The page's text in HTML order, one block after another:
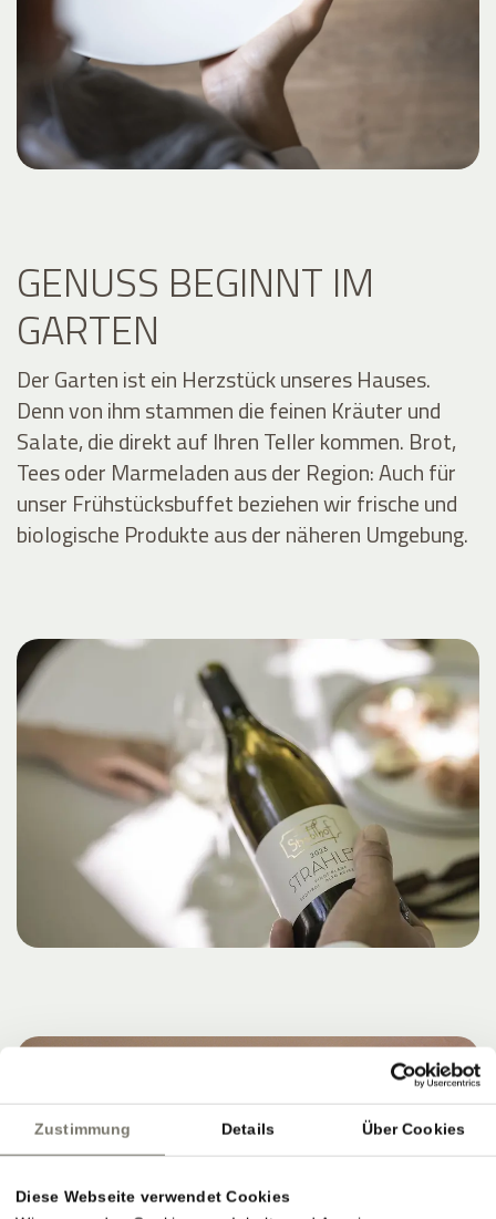
Zustimmung Details Über Cookies
Diese Webseite verwendet Cookies
GENUSS BEGINNT IM
GARTEN
Der Garten ist ein Herzstück unseres Hauses.
Denn von ihm stammen die feinen Kräuter und
Salate, die direkt auf Ihren Teller kommen. Brot,
Tees oder Marmeladen aus der Region: Auch für
unser Frühstücksbuffet beziehen wir frische und
biologische Produkte aus der näheren Umgebung.